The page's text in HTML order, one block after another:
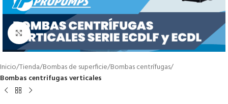
Click to enlarge
Inicio Tienda Bombas de superficie Bombas centrífugas
Bombas centrifugas verticales